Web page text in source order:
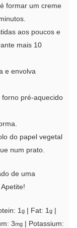
formar um creme
aos poucos e
mais 10
e envolva
pré-aquecido
do papel vegetal
num prato.
de uma
1g Fat: 1g
3mg
Potassium: